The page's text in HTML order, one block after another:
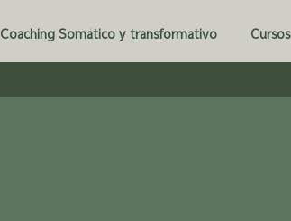
Coaching Somático y transformativo Cursos